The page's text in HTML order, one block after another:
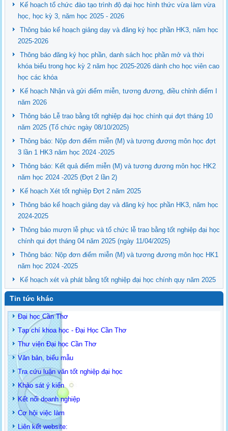
Kế hoạch tổ chức đào tạo trình độ đại học hình thức vừa làm vừa
học, học kỳ 3, năm học 2025 - 2026
Thông báo kế hoạch giảng dạy và đăng ký học phần HK3, năm học
2025-2026
Thông báo đăng ký học phần, danh sách học phần mở và thời
khóa biểu trong học kỳ 2 năm học 2025-2026 dành cho học viên cao
học các khóa
Kế hoạch Nhận và gửi điểm miễn, tương đương, điều chỉnh điểm I
năm 2026
Thông báo Lễ trao bằng tốt nghiệp đại học chính qui đợt tháng 10
năm 2025 (Tổ chức ngày 08/10/2025)
Thông báo: Nộp đơn điểm miễn (M) và tương đương môn học đợt
3 lần 1 HK3 năm học 2024 -2025
Thông báo: Kết quả điểm miễn (M) và tương đương môn học HK2
năm học 2024 -2025 (Đợt 2 lần 2)
Kế hoạch Xét tốt nghiệp Đợt 2 năm 2025
Thông báo kế hoạch giảng dạy và đăng ký học phần HK3, năm học
2024-2025
Thông báo mượn lễ phục và tổ chức lễ trao bằng tốt nghiệp đại học
chính qui đợt tháng 04 năm 2025 (ngày 11/04/2025)
Thông báo: Nộp đơn điểm miễn (M) và tương đương môn học HK1
năm học 2024 -2025
Kế hoạch xét và phát bằng tốt nghiệp đại học chính quy năm 2025
Tin tức khác
Đại học Cần Thơ
Tạp chí khoa học - Đại Học Cần Thơ
Thư viện Đại học Cần Thơ
Văn bản, biểu mẫu
Tra cứu luận văn tốt nghiệp đại học
Khảo sát ý kiến
Kết nối doanh nghiệp
Cơ hội việc làm
Liên kết website: